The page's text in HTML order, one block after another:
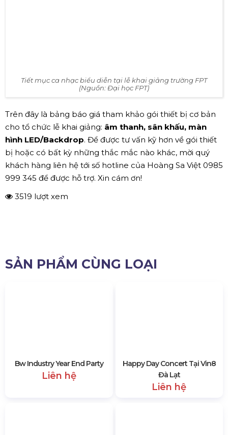
Tiết mục ca nhạc biểu diễn tại lễ khai giảng trường FPT
(Nguồn: Đại học FPT)
Trên đây là bảng báo giá tham khảo gói thiết bị cơ bản
cho tổ chức lễ khai giảng: âm thanh, sân khấu, màn
hình LED/Backdrop. Để được tư vấn kỹ hơn về gói thiết
bị hoặc có bất kỳ những thắc mắc nào khác, mời quý
khách hàng liên hệ tới số hotline của Hoàng Sa Việt 0985
999 345 để được hỗ trợ. Xin cám ơn!
3519 lượt xem
SẢN PHẨM CÙNG LOẠI
Bw Industry Year End Party
Liên hệ
Happy Day Concert Tại Vin8
Đà Lạt
Liên hệ